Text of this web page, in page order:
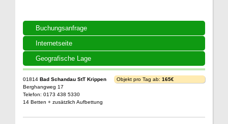
Buchungsanfrage
Internetseite
Geografische Lage
01814 Bad Schandau StT Krippen
Berghangweg 17
Telefon: 0173 438 5330
14 Betten + zusätzlich Aufbettung
Objekt pro Tag ab: 165€